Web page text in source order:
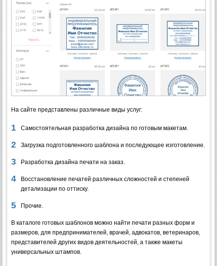
На сайте представлены различные виды услуг:
Самостоятельная разработка дизайна по готовым макетам.
Загрузка подготовленного шаблона и последующее изготовление.
Разработка дизайна печати на заказ.
Восстановление печатей различных сложностей и степеней
детализации по оттиску.
Прочие.
В каталоге готовых шаблонов можно найти печати разных форм и
размеров, для предпринимателей, врачей, адвокатов, ветеринаров,
представителей других видов деятельностей, а также макеты
универсальных штампов.